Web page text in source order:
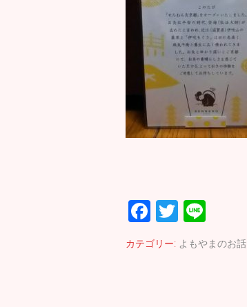
F
ac
e
T
wi
tt
n
e
カテゴリー: よもやまのお話